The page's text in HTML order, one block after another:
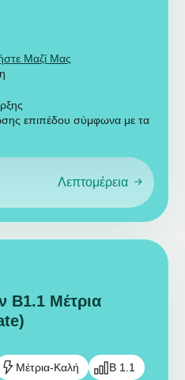
Μαζί Μας
επιπέδου σύμφωνα με τα
Λεπτομέρεια
B1.1 Μέτρια
Μέτρια-Καλή
B 1.1